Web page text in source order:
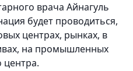
врача Айнагуль
будет проводиться,
центрах, рынках, в
на промышленных
центра.